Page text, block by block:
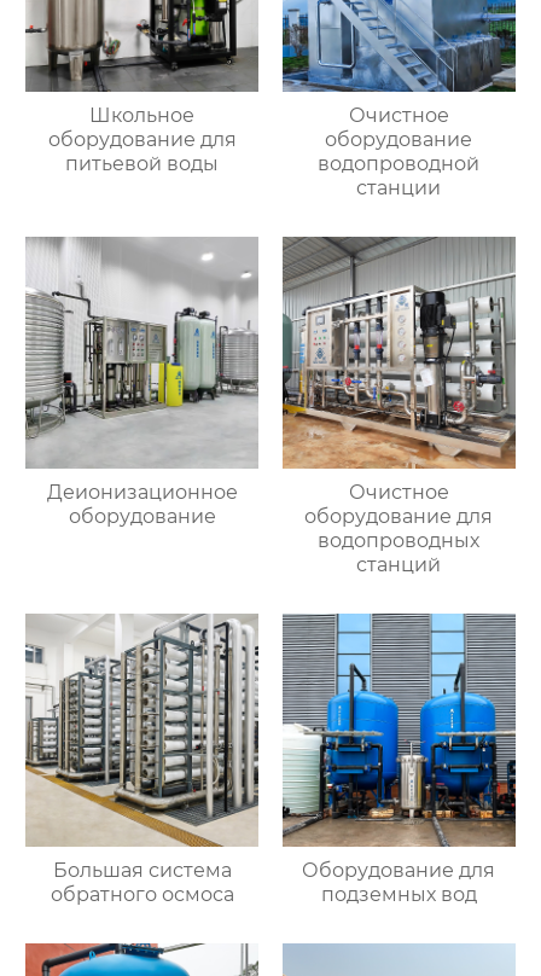
Школьное
оборудование для
питьевой воды
Очистное
оборудование
водопроводной
станции
Деионизационное
оборудование
Очистное
оборудование для
водопроводных
станций
Большая система
обратного осмоса
Оборудование для
подземных вод